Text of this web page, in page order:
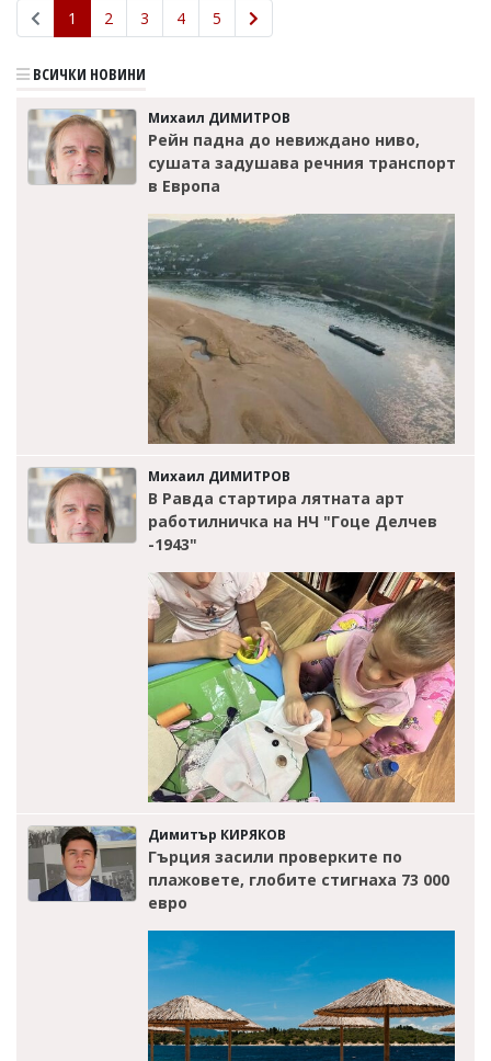
1
2 3 4 5
ВСИЧКИ НОВИНИ
Михаил ДИМИТРОВ
Рейн падна до невиждано ниво,
сушата задушава речния транспорт
в Европа
Михаил ДИМИТРОВ
В Равда стартира лятната арт
работилничка на НЧ "Гоце Делчев
-1943"
Димитър КИРЯКОВ
Гърция засили проверките по
плажовете, глобите стигнаха 73 000
евро